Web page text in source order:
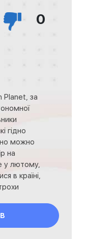
0
Planet, за
гідно
можно
на
у лютому,
в країні,